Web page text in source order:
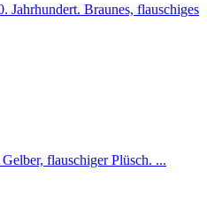
Jahrhundert. Braunes, flauschiges
flauschiger Plüsch. ...